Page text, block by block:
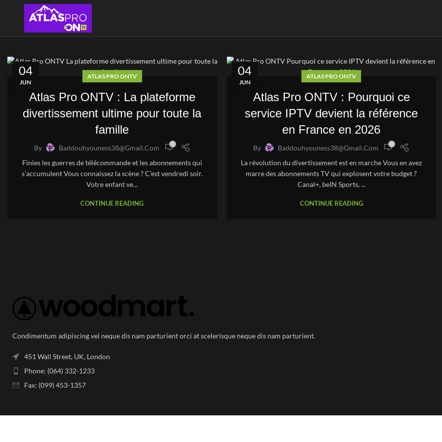
04
JUN
ATLAS PRO ONTV
Atlas Pro ONTV : La plateforme
divertissement ultime pour toute la
famille
By Baddouhyouness38@gmail.com 0
Finies les guerres de télécommande et les abonnements qui
s’accumulent Vous connaissez la scène ? C’est vendredi soir.
Votre enfant ve...
CONTINUE READING
04
JUN
ATLAS PRO ONTV
Atlas Pro ONTV : Pourquoi ce
service IPTV devient la référence
en France en 2026
By Baddouhyouness38@gmail.com 0
La révolution du divertissement est en marche Vous en avez
marre des abonnements TV qui explosent votre budget ?
Canal+, beIN Sports, ...
CONTINUE READING
Condimentum adipiscing vel neque dis nam parturient orci at scelerisque neque dis nam parturient.
451 Wall Street, UK, London
Phone: (064) 332-1233
Fax: (099) 453-1357